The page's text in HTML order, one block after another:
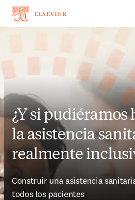
¿Y si pudiéramos
la asistencia
realmente
Construir una asistencia
todos los pacientes